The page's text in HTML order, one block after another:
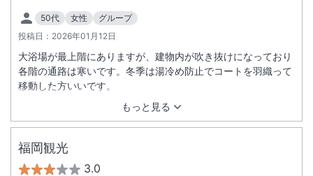
50代 女性
グループ
投稿日： 2026年01月12日
もっと見る
大浴場が最上階にありますが、建物内が吹き抜けになっており
各階の通路は寒いです。冬季は湯冷め防止でコートを羽織って
移動した方いいです。
福岡観光
3.0